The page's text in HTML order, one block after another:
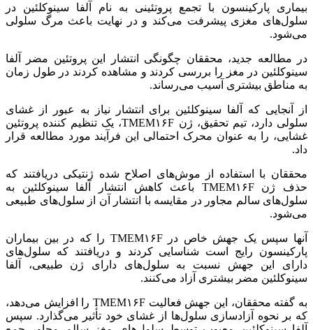
بیماری پارکینسون با تجمع پروتئینی به نام آلفا سینوکلئین در
سلول‌های مغزی پیشرفت می‌کند و در نهایت باعث مرگ سلولی
می‌شود.
در مطالعه جدید، محققان چگونگی انتشار این پروتئین مضر آلفا
سینوکلئین در مغز را بررسی کردند و مشاهده کردند در طول زمان
به مناطق بیشتری آسیب می‌رساند.
از آنجایی که آلفا سینوکلئین برای انتشار نیاز به عبور از غشای
سلولی دارد، تیم تحقیق، ژن TMEM۱۶F، یک تنظیم کننده پروتئین
غشایی، را به عنوان محرک احتمالی این فرآیند مورد مطالعه قرار
داد.
محققان با استفاده از موش‌های اصلاح شده ژنتیکی دریافتند که
حذف ژن TMEM۱۶F باعث کاهش انتشار آلفا
سینوکلئین به
سلول‌های سالم مجاور در مقایسه با انتشار آن از سلول‌های طبیعی
می‌شود.
آنها سپس یک جهش خاص در TMEM۱۶F را که در بین بیماران
پارکینسون رایج است شناسایی کردند و دریافتند که سلول‌های
دارای این جهش نسبت به سلول‌های دارای ژن طبیعی، آلفا
سینوکلئین مضر بیشتری آزاد می‌کنند.
به گفته محققان، این جهش فعالیت TMEM۱۶F را افزایش می‌دهد،
که بر نحوه آزادسازی سلول‌ها از غشای خود تأثیر می‌گذارد. سپس